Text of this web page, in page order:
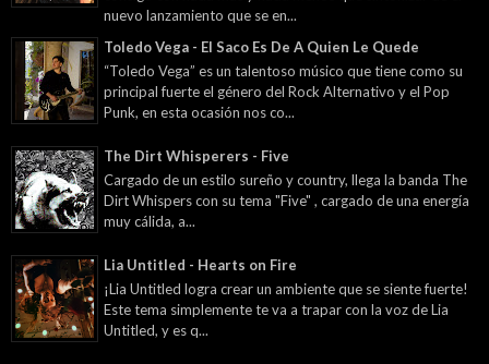
nuevo lanzamiento que se en...
Toledo Vega - El Saco Es De A Quien Le Quede
“Toledo Vega” es un talentoso músico que tiene como su
principal fuerte el género del Rock Alternativo y el Pop
Punk, en esta ocasión nos co...
The Dirt Whisperers - Five
Cargado de un estilo sureño y country, llega la banda The
Dirt Whispers con su tema "Five" , cargado de una energía
muy cálida, a...
Lia Untitled - Hearts on Fire
¡Lia Untitled logra crear un ambiente que se siente fuerte!
Este tema simplemente te va a trapar con la voz de Lia
Untitled, y es q...